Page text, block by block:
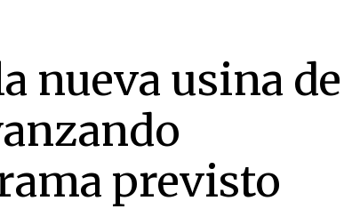
nueva usina de
previsto